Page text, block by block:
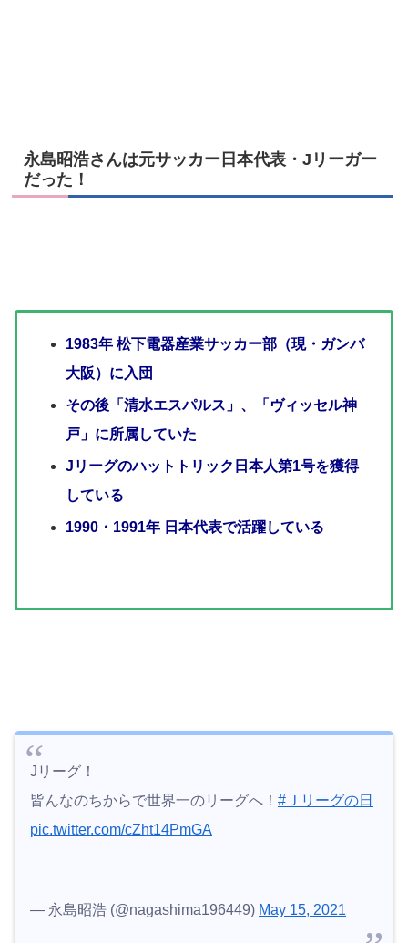
永島昭浩さんは元サッカー日本代表・Jリーガー
だった！
1983年 松下電器産業サッカー部（現・ガンバ
大阪）に入団
その後「清水エスパルス」、「ヴィッセル神
戸」に所属していた
Jリーグのハットトリック日本人第1号を獲得
している
1990・1991年 日本代表で活躍している
Jリーグ！
皆んなのちからで世界一のリーグへ！ #Ｊリーグの日
pic.twitter.com/cZht14PmGA
— 永島昭浩 (@nagashima196449) May 15, 2021